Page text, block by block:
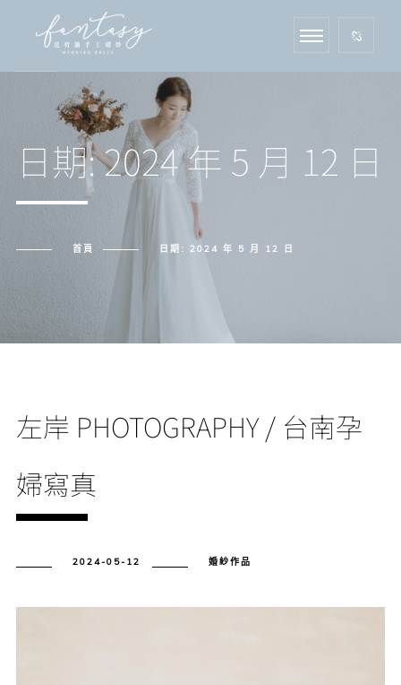
日期:2024 年 5 月 12 日
首頁 日期: 2024 年 5 月 12 日
左岸 PHOTOGRAPHY / 台南孕
婦寫真
2024-05-12 婚紗作品